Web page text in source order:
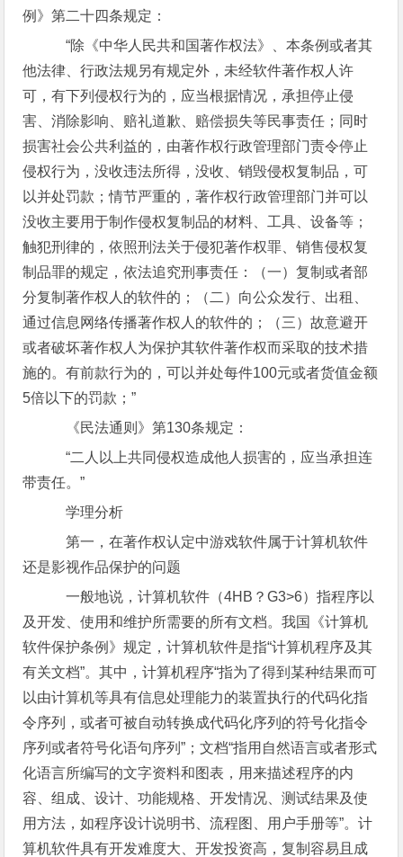
例》第二十四条规定：
“除《中华人民共和国著作权法》、本条例或者其
他法律、行政法规另有规定外，未经软件著作权人许
可，有下列侵权行为的，应当根据情况，承担停止侵
害、消除影响、赔礼道歉、赔偿损失等民事责任；同时
损害社会公共利益的，由著作权行政管理部门责令停止
侵权行为，没收违法所得，没收、销毁侵权复制品，可
以并处罚款；情节严重的，著作权行政管理部门并可以
没收主要用于制作侵权复制品的材料、工具、设备等；
触犯刑律的，依照刑法关于侵犯著作权罪、销售侵权复
制品罪的规定，依法追究刑事责任：（一）复制或者部
分复制著作权人的软件的；（二）向公众发行、出租、
通过信息网络传播著作权人的软件的；（三）故意避开
或者破坏著作权人为保护其软件著作权而采取的技术措
施的。有前款行为的，可以并处每件100元或者货值金额
5倍以下的罚款；”
《民法通则》第130条规定：
“二人以上共同侵权造成他人损害的，应当承担连
带责任。”
学理分析
第一，在著作权认定中游戏软件属于计算机软件
还是影视作品保护的问题
一般地说，计算机软件（4HB？G3>6）指程序以
及开发、使用和维护所需要的所有文档。我国《计算机
软件保护条例》规定，计算机软件是指“计算机程序及其
有关文档”。其中，计算机程序“指为了得到某种结果而可
以由计算机等具有信息处理能力的装置执行的代码化指
令序列，或者可被自动转换成代码化序列的符号化指令
序列或者符号化语句序列”；文档“指用自然语言或者形式
化语言所编写的文字资料和图表，用来描述程序的内
容、组成、设计、功能规格、开发情况、测试结果及使
用方法，如程序设计说明书、流程图、用户手册等”。计
算机软件具有开发难度大、开发投资高，复制容易且成